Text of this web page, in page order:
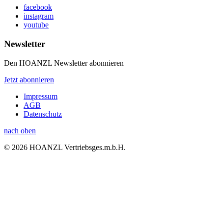
facebook
instagram
youtube
Newsletter
Den HOANZL Newsletter abonnieren
Jetzt abonnieren
Impressum
AGB
Datenschutz
nach oben
© 2026 HOANZL Vertriebsges.m.b.H.